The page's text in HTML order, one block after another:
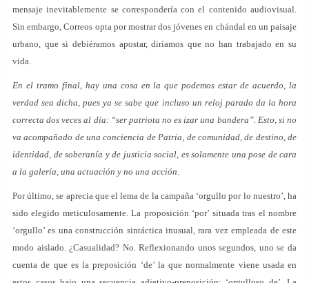
mensaje inevitablemente se correspondería con el contenido audiovisual.
Sin embargo, Correos opta por mostrar dos jóvenes en chándal en un paisaje
urbano, que si debiéramos apostar, diríamos que no han trabajado en su
vida.
En el tramo final, hay una cosa en la que podemos estar de acuerdo, la
verdad sea dicha, pues ya se sabe que incluso un reloj parado da la hora
correcta dos veces al día: “ser patriota no es izar una bandera”. Esto, si no
va acompañado de una conciencia de Patria, de comunidad, de destino, de
identidad, de soberanía y de justicia social, es solamente una pose de cara
a la galería, una actuación y no una acción.
Por último, se aprecia que el lema de la campaña ‘orgullo por lo nuestro’, ha
sido elegido meticulosamente. La proposición ‘por’ situada tras el nombre
‘orgullo’ es una construcción sintáctica inusual, rara vez empleada de este
modo aislado. ¿Casualidad? No. Reflexionando unos segundos, uno se da
cuenta de que es la preposición ‘de’ la que normalmente viene usada en